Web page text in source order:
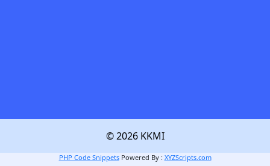
© 2026 KKMI
PHP Code SnippetsPowered By : XYZScripts.com